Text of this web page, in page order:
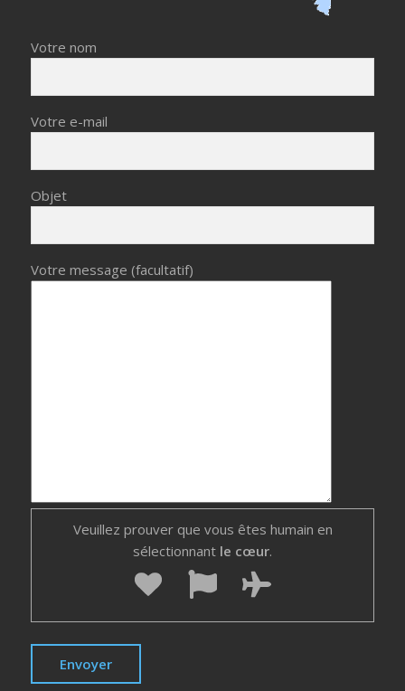
Votre nom
Votre e-mail
Objet
Votre message (facultatif)
Veuillez prouver que vous êtes humain en
sélectionnant le cœur.